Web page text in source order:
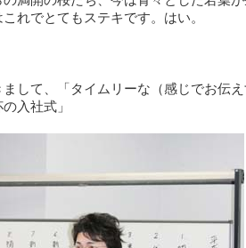
これでとてもステキです。はい。
まして、「タイムリーな（感じでお伝
入社式」